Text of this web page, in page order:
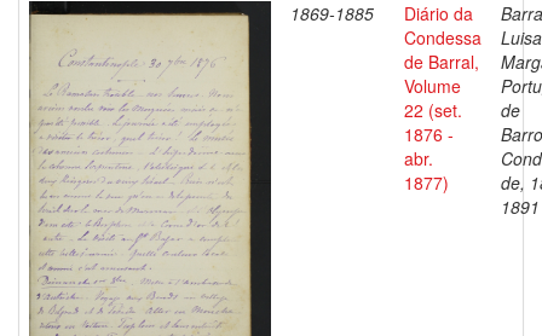
1869-1885
Diário da
Condessa
de Barral,
Volume
22 (set.
1876 -
abr.
1877)
Luisa
de
de,
1891